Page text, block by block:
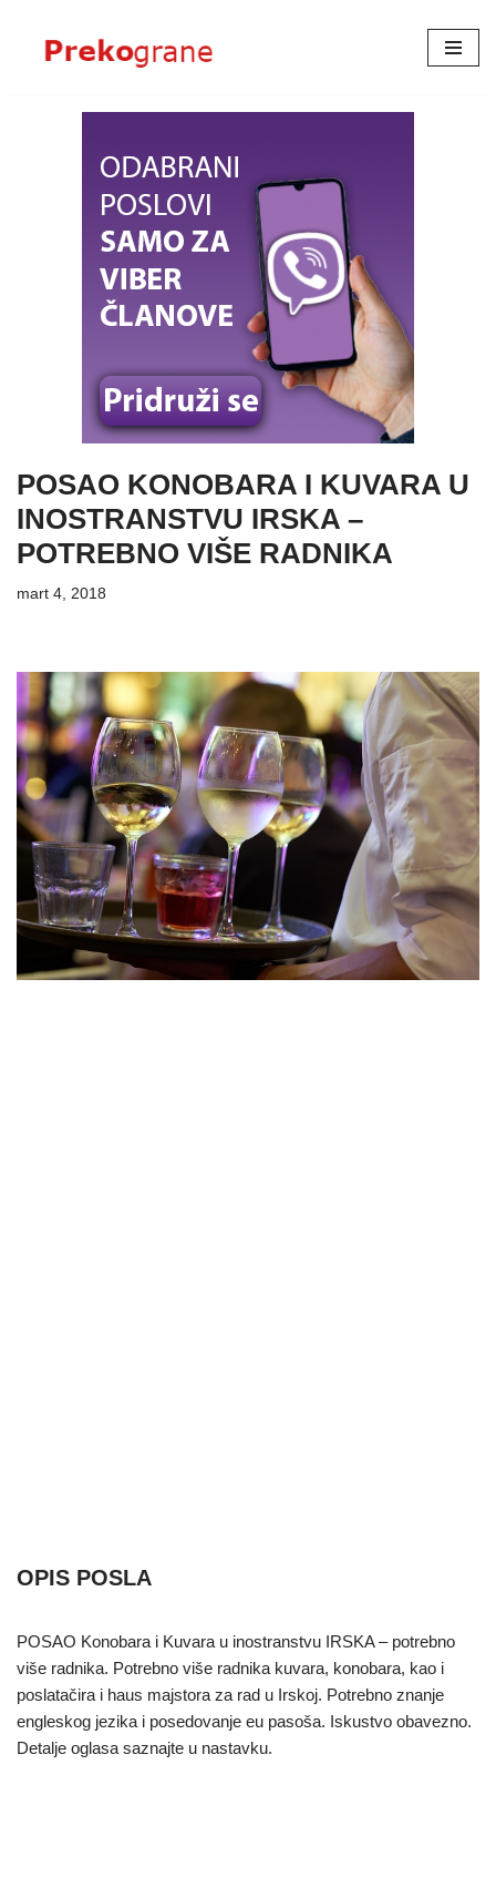
Skoči
POSAO KONOBARA I KUVARA U
INOSTRANSTVU IRSKA –
POTREBNO VIŠE RADNIKA
mart 4, 2018
OPIS POSLA
POSAO Konobara i Kuvara u inostranstvu IRSKA – potrebno
više radnika. Potrebno više radnika kuvara, konobara, kao i
poslatačira i haus majstora za rad u Irskoj. Potrebno znanje
engleskog jezika i posedovanje eu pasoša. Iskustvo obavezno.
Detalje oglasa saznajte u nastavku.